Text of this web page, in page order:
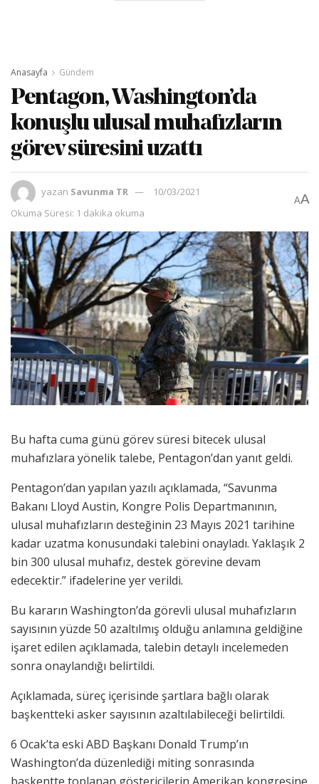
Anasayfa Gündem
Pentagon, Washington’da
konuşlu ulusal muhafızların
görev süresini uzattı
yazan Savunma TR
10/03/2021
Okuma Süresi: 1 dakika okuma
AA
Bu hafta cuma günü görev süresi bitecek ulusal
muhafızlara yönelik talebe, Pentagon’dan yanıt geldi.
Pentagon’dan yapılan yazılı açıklamada, “Savunma
Bakanı Lloyd Austin, Kongre Polis Departmanının,
ulusal muhafızların desteğinin 23 Mayıs 2021 tarihine
kadar uzatma konusundaki talebini onayladı. Yaklaşık 2
bin 300 ulusal muhafız, destek görevine devam
edecektir.” ifadelerine yer verildi.
Bu kararın Washington’da görevli ulusal muhafızların
sayısının yüzde 50 azaltılmış olduğu anlamına geldiğine
işaret edilen açıklamada, talebin detaylı incelemeden
sonra onaylandığı belirtildi.
Açıklamada, süreç içerisinde şartlara bağlı olarak
başkentteki asker sayısının azaltılabileceği belirtildi.
6 Ocak’ta eski ABD Başkanı Donald Trump’ın
Washington’da düzenlediği miting sonrasında